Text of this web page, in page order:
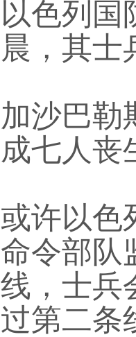
以色列国
晨，其士
加沙巴勒
成七人丧
或许以色
命令部队
线，士兵
过第二条